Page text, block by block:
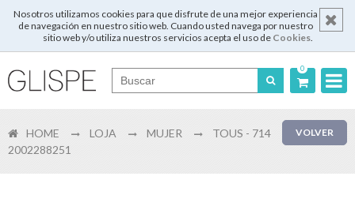
Nosotros utilizamos cookies para que disfrute de una mejor experiencia
de navegación en nuestro sitio web. Cuando usted navega por nuestro
sitio web y/o utiliza nuestros servicios acepta el uso de Cookies.
0
English VOLVER
HOME LOJA MUJER
TOUS - 714
2002288251